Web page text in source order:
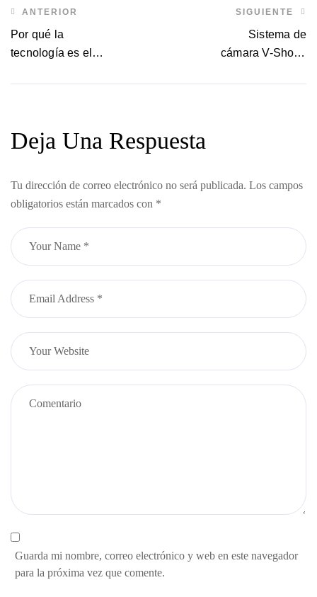
ANTERIOR
Por qué la
tecnología es el
SIGUIENTE
Sistema de
cámara V-Shoot:
Deja Una Respuesta
Tu dirección de correo electrónico no será publicada. Los campos
obligatorios están marcados con *
Guarda mi nombre, correo electrónico y web en este navegador
para la próxima vez que comente.